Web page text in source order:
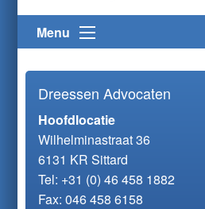
Menu
Dreessen Advocaten
Hoofdlocatie
Wilhelminastraat 36
6131 KR Sittard
Tel: +31 (0) 46 458 1882
Fax: 046 458 6158